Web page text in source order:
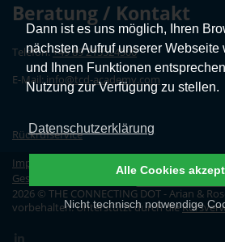
Dann ist es uns möglich, Ihren
nächsten Aufruf unserer
und Ihnen Funktionen
Nutzung zur Verfügung zu stellen.
Datenschutzerklärung
Nicht technisch notwendige
Alle Cookies
Beratung / Kontakt
Telefon:+49 89 215524500
E-Mail:info@tcd-academy.com
Rückrufservice
Impressum Datenschutz | Erklärung zur
Geschäftsbedingungen|
Vertrag
2026 © THE CONNECTING DOT - Arian &
vorbehalten. Unterstützt durch die